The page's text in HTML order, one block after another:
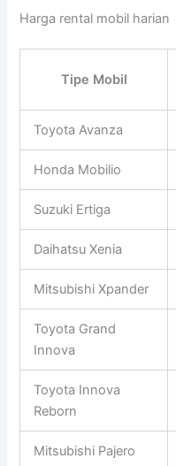
Harga rental mobil harian
Tipe Mobil
Toyota Avanza
Honda Mobilio
Suzuki Ertiga
Daihatsu Xenia
Mitsubishi Xpander
Toyota Grand
Innova
Toyota Innova
Reborn
Mitsubishi Pajero